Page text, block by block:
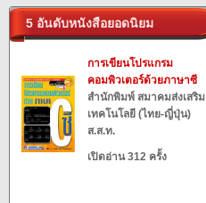
5 อันดับหนังสือยอดนิยม
การเขียนโปรแกรม
คอมพิวเตอร์ด้วยภาษาซี
สำนักพิมพ์ สมาคมส่งเสริม
เทคโนโลยี (ไทย-ญี่ปุ่น)
ส.ส.ท.
เปิดอ่าน 312 ครั้ง